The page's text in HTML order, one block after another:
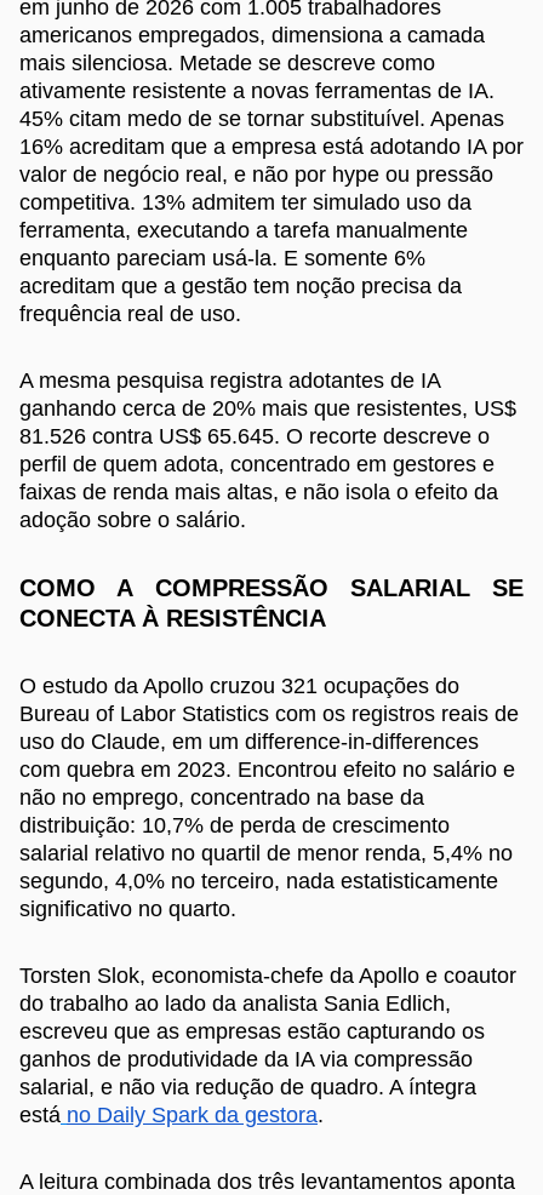
em junho de 2026 com 1.005 trabalhadores
americanos empregados, dimensiona a camada
mais silenciosa. Metade se descreve como
ativamente resistente a novas ferramentas de IA.
45% citam medo de se tornar substituível. Apenas
16% acreditam que a empresa está adotando IA por
valor de negócio real, e não por hype ou pressão
competitiva. 13% admitem ter simulado uso da
ferramenta, executando a tarefa manualmente
enquanto pareciam usá-la. E somente 6%
acreditam que a gestão tem noção precisa da
frequência real de uso.
A mesma pesquisa registra adotantes de IA
ganhando cerca de 20% mais que resistentes, US$
81.526 contra US$ 65.645. O recorte descreve o
perfil de quem adota, concentrado em gestores e
faixas de renda mais altas, e não isola o efeito da
adoção sobre o salário.
COMO A COMPRESSÃO SALARIAL SE
CONECTA À RESISTÊNCIA
O estudo da Apollo cruzou 321 ocupações do
Bureau of Labor Statistics com os registros reais de
uso do Claude, em um difference-in-differences
com quebra em 2023. Encontrou efeito no salário e
não no emprego, concentrado na base da
distribuição: 10,7% de perda de crescimento
salarial relativo no quartil de menor renda, 5,4% no
segundo, 4,0% no terceiro, nada estatisticamente
significativo no quarto.
Torsten Slok, economista-chefe da Apollo e coautor
do trabalho ao lado da analista Sania Edlich,
escreveu que as empresas estão capturando os
ganhos de produtividade da IA via compressão
salarial, e não via redução de quadro. A íntegra
está no Daily Spark da gestora.
A leitura combinada dos três levantamentos aponta